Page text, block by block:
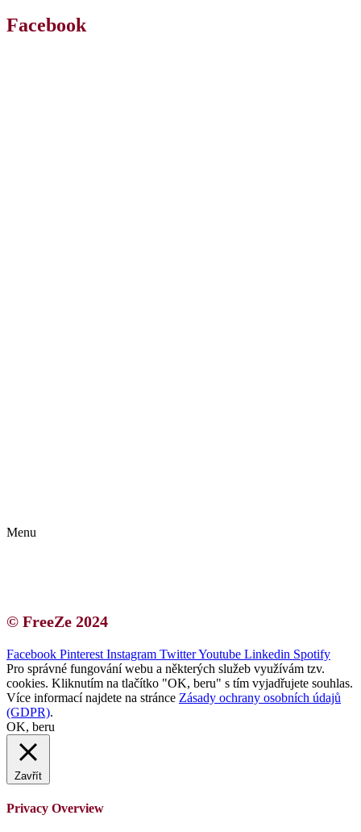
Facebook
Menu
© FreeZe 2024
Facebook Pinterest Instagram TwitterYoutube Linkedin Spotify
Pro správné fungování webu a některých služeb využívám tzv.
cookies. Kliknutím na tlačítko "OK, beru" s tím vyjadřujete souhlas.
Více informací najdete na stránce Zásady ochrany osobních údajů
(GDPR).
OK, beru
Zavřít
Privacy Overview